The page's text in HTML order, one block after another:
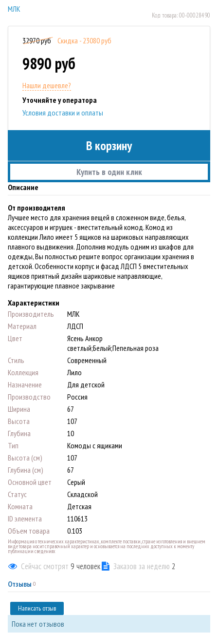
МЛК
Код товара:00-00028490
32970 руб Скидка - 23080 руб
9890 руб
Нашли дешевле?
Уточняйте у оператора
Условия доставки и оплаты
В корзину
Купить в один клик
Описание
От производителя
Лучшее место для хранения вещей в сложенном виде, белья,
аксессуаров и игрушек - вместительный комод. Комод из
коллекции Лило имеет 5 ящиков на шариковых направляющих
плавного выдвижения. Дополнив модуль одним из шкафов для
одежды, Вы полностью решите вопрос организации хранения в
детской. Особенности корпус и фасад ЛДСП 5 вместительных
ящиков приятный дизайн шариковые направляющие,
гарантирующие плавное закрывание
Характеристики
Производитель
МЛК
Материал
ЛДСП
Цвет
Ясень Анкор
светлый;Белый;Пепельная роза
Стиль
Современный
Коллекция
Лило
Назначение
Для детской
Производство
Россия
Ширина
67
Высота
107
Глубина
10
Тип
Комоды с ящиками
Высота (см)
107
Глубина (см)
67
Основной цвет
Серый
Статус
Складской
Комната
Детская
ID элемента
110613
Объем товара
0.103
Информация о технических характеристиках, комплекте поставки, стране изготовления и внешнем
виде товара носит справочный характер и основывается на последних доступных к моменту
публикации сведениях
Сейчас смотрят 9 человек Заказов за неделю 2
Отзывы 0
Написать отзыв
Пока нет отзывов